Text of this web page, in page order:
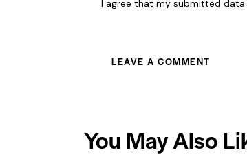
I agree that my submitted
You May Also